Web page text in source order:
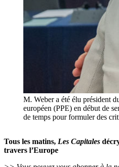
M. Weber a été élu président
européen (PPE) en début de
de temps pour formuler des
Tous les matins, Les Capitales
travers l’Europe